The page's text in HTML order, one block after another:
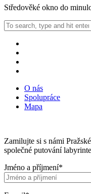
Středověké okno do
O nás
Spolupráce
Mapa
Zamilujte si s námi
společné putování
Jméno a příjmení*